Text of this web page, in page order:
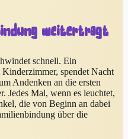
weiterträgt
schnell. Ein
spendet Nacht
Andenken an die ersten
Jedes Mal, wenn es leuchtet,
die von Beginn an dabei
über die